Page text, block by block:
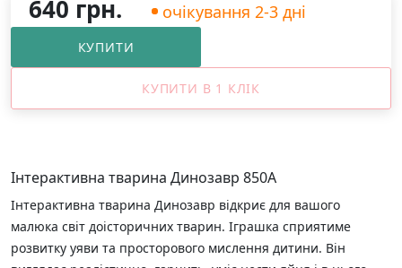
640 грн. очікування 2-3 дні
КУПИТИ
КУПИТИ В 1 КЛІК
Інтерактивна тварина Динозавр 850A
Інтерактивна тварина Динозавр відкриє для вашого
малюка світ доісторичних тварин. Іграшка сприятиме
розвитку уяви та просторового мислення дитини. Він